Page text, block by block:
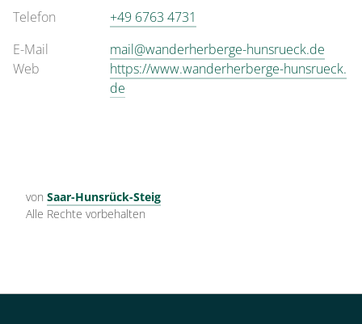
Telefon
+49 6763 4731
E-Mail
mail@wanderherberge-hunsrueck.de
Web
https://www.wanderherberge-hunsrueck.
de
von Saar-Hunsrück-Steig
Alle Rechte vorbehalten